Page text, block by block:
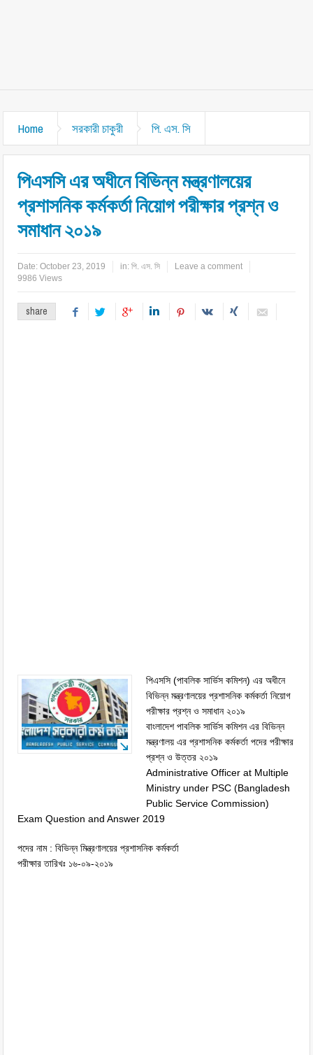
Home সরকারী চাকুরী পি. এস. সি
পিএসসি এর অধীনে বিভিন্ন মন্ত্রণালয়ের
প্রশাসনিক কর্মকর্তা নিয়োগ পরীক্ষার প্রশ্ন ও
সমাধান ২০১৯
Date:October 23, 2019 in:পি. এস. সি
Leave a comment
9986 Views
share
পিএসসি (পাবলিক সার্ভিস কমিশন) এর অধীনে
বিভিন্ন মন্ত্রণালয়ের প্রশাসনিক কর্মকর্তা নিয়োগ
পরীক্ষার প্রশ্ন ও সমাধান ২০১৯
বাংলাদেশ পাবলিক সার্ভিস কমিশন এর বিভিন্ন
মন্ত্রণালয় এর প্রশাসনিক কর্মকর্তা পদের পরীক্ষার
প্রশ্ন ও উত্তর ২০১৯
Administrative Officer at Multiple
Ministry under PSC (Bangladesh
Public Service Commission)
Exam Question and Answer 2019
পদের নাম : বিভিন্ন মিন্ত্রণালয়ের প্রশাসনিক কর্মকর্তা
পরীক্ষার তারিখঃ ১৬-০৯-২০১৯